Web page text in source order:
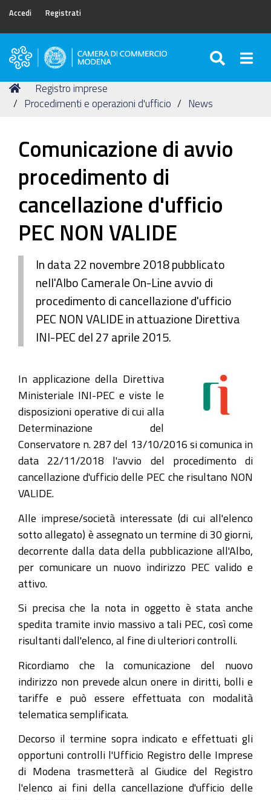
Accedi Registrati
Camera
Commercio
di
Tu
sei
Home
Registro imprese
Procedimenti e operazioni d'ufficio
News
Comunicazione di avvio
procedimento di
cancellazione d'ufficio
PEC NON VALIDE
In data 22 novembre 2018 pubblicato
nell'Albo Camerale On-Line avvio di
procedimento di cancellazione d'ufficio
PEC NON VALIDE in attuazione Direttiva
INI-PEC del 27 aprile 2015.
In applicazione della Direttiva
Ministeriale INI-PEC e viste le
disposizioni operative di cui alla
Determinazione del
Conservatore n. 287 del 13/10/2016 si comunica in
data 22/11/2018 l'avvio del procedimento di
cancellazione d'ufficio delle PEC che risultano NON
VALIDE.
Alle imprese/società interessate (di cui all'elenco
sotto allegato) è assegnato un termine di 30 giorni,
decorrente dalla data della pubblicazione all'Albo,
per comunicare un nuovo indirizzo PEC valido e
attivo.
Si precisa che la nota in oggetto è stata anche
spedita tramite invio massivo a tali PEC, così come
risultanti dall'elenco, al fine di ulteriori controlli.
Ricordiamo che la comunicazione del nuovo
indirizzo non prevede alcun onere in diritti, bolli e
tariffe e può essere effettuata con modalità
telematica semplificata.
Decorso il termine sopra indicato e effettuati gli
opportuni controlli l'Ufficio Registro delle Imprese
di Modena trasmetterà al Giudice del Registro
l'elenco ai fini della cancellazione d'ufficio delle